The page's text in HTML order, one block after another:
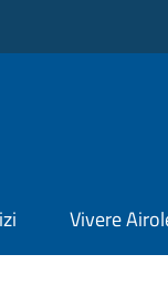
Vivere